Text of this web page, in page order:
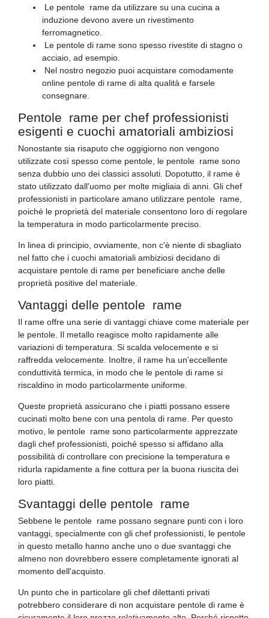
Le pentole rame da utilizzare su una cucina a
induzione devono avere un rivestimento
ferromagnetico.
Le pentole di rame sono spesso rivestite di stagno o
acciaio, ad esempio.
Nel nostro negozio puoi acquistare comodamente
online pentole di rame di alta qualità e farsele
consegnare.
Pentole rame per chef professionisti
esigenti e cuochi amatoriali ambiziosi
Nonostante sia risaputo che oggigiorno non vengono
utilizzate così spesso come pentole, le pentole rame sono
senza dubbio uno dei classici assoluti. Dopotutto, il rame è
stato utilizzato dall'uomo per molte migliaia di anni. Gli chef
professionisti in particolare amano utilizzare pentole rame,
poiché le proprietà del materiale consentono loro di regolare
la temperatura in modo particolarmente preciso.
In linea di principio, ovviamente, non c'è niente di sbagliato
nel fatto che i cuochi amatoriali ambiziosi decidano di
acquistare pentole di rame per beneficiare anche delle
proprietà positive del materiale.
Vantaggi delle pentole rame
Il rame offre una serie di vantaggi chiave come materiale per
le pentole. Il metallo reagisce molto rapidamente alle
variazioni di temperatura. Si scalda velocemente e si
raffredda velocemente. Inoltre, il rame ha un'eccellente
conduttività termica, in modo che le pentole di rame si
riscaldino in modo particolarmente uniforme.
Queste proprietà assicurano che i piatti possano essere
cucinati molto bene con una pentola di rame. Per questo
motivo, le pentole rame sono particolarmente apprezzate
dagli chef professionisti, poiché spesso si affidano alla
possibilità di controllare con precisione la temperatura e
ridurla rapidamente a fine cottura per la buona riuscita dei
loro piatti.
Svantaggi delle pentole rame
Sebbene le pentole rame possano segnare punti con i loro
vantaggi, specialmente con gli chef professionisti, le pentole
in questo metallo hanno anche uno o due svantaggi che
almeno non dovrebbero essere completamente ignorati al
momento dell'acquisto.
Un punto che in particolare gli chef dilettanti privati ​​
potrebbero considerare di non acquistare pentole di rame è